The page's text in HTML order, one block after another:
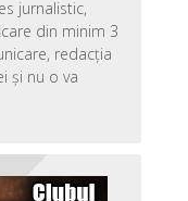
jurnalistic,
din minim 3
redacția
și nu o va